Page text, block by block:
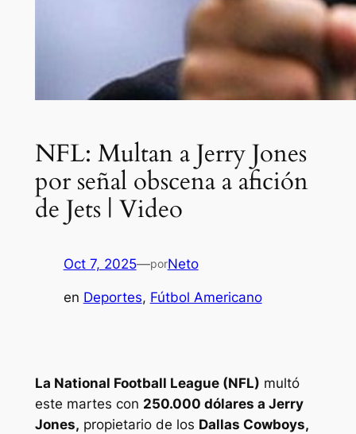
NFL: Multan a Jerry Jones
por señal obscena a afición
de Jets | Video
Oct 7, 2025—porNeto
en Deportes, Fútbol Americano
La National Football League (NFL) multó
este martes con 250.000 dólares a Jerry
Jones, propietario de los Dallas Cowboys,